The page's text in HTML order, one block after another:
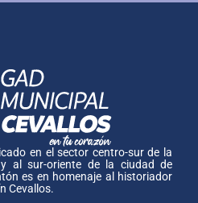
en el sector centro-sur de la
al sur-oriente de la ciudad de
es en homenaje al historiador
Cevallos.